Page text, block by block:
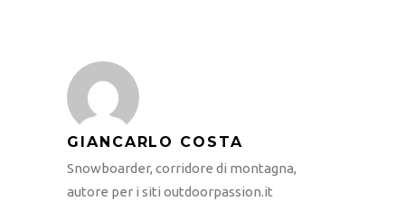
GIANCARLO COSTA
Snowboarder, corridore di montagna,
autore per i siti outdoorpassion.it